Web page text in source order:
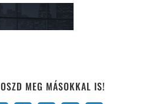
MEG MÁSOKKAL IS!